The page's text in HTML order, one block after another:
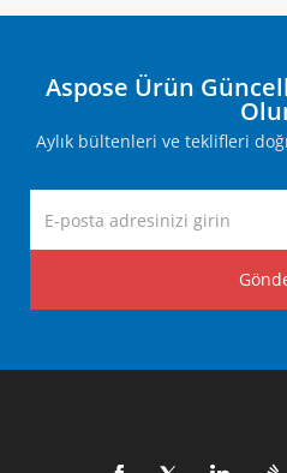
Aspose Ürün
Aylık bültenleri ve teklifleri